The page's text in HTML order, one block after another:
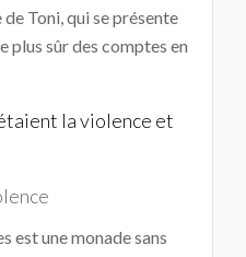
Toni, qui se présente
plus sûr des comptes en
la violence et
est une monade sans